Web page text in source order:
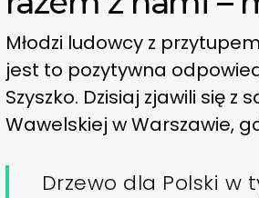
Młodzi ludowcy z
jest to pozytywna
Szyszko. Dzisiaj zjawili się
Wawelskiej w Warszawie,
Drzewo dla Polski w